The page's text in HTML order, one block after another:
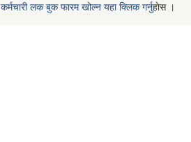
कर्मचारी लक बुक फारम खोल्न यहा क्लिक गर्नुहाेस ।